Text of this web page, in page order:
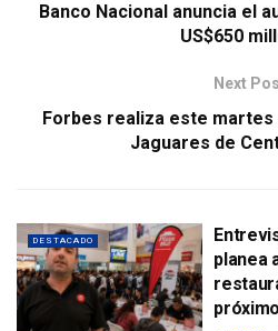
Banco Nacional anuncia el
US$650
Next
Forbes realiza este martes
Jaguares de
DESTACADO
planea